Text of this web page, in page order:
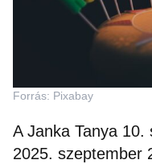
Forrás: Pixabay
A Janka Tanya 10.
2025. szeptember